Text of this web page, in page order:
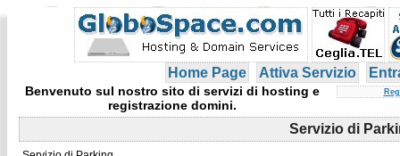
Home Page Attiva Servizio
Benvenuto sul nostro sito di servizi di hosting e
registrazione domini.
Servizio di